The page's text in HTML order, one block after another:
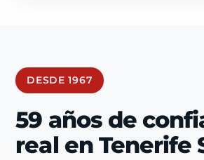
DESDE 1967
59 años de
real en Tenerife